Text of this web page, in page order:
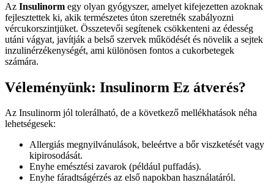
Az Insulinorm egy olyan gyógyszer, amelyet kifejezetten azoknak
fejlesztettek ki, akik természetes úton szeretnék szabályozni
vércukorszintjüket. Összetevői segítenek csökkenteni az édesség
utáni vágyat, javítják a belső szervek működését és növelik a sejtek
inzulinérzékenységét, ami különösen fontos a cukorbetegek
számára.
Véleményünk: Insulinorm Ez átverés?
Az Insulinorm jól tolerálható, de a következő mellékhatások néha
lehetségesek:
Allergiás megnyilvánulások, beleértve a bőr viszketését vagy
kipirosodását.
Enyhe emésztési zavarok (például puffadás).
Enyhe fáradtságérzés az első napokban használatáról.